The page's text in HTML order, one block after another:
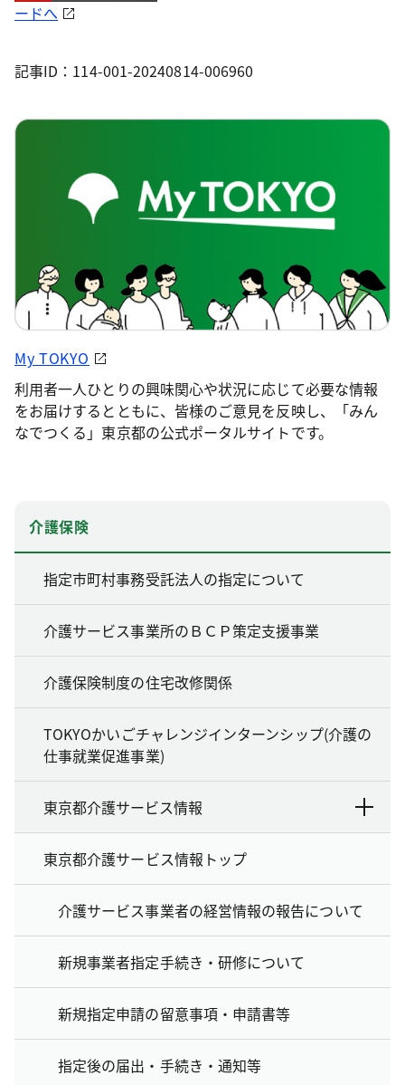
ードへ
記事ID：114-001-20240814-006960
My TOKYO
利用者一人ひとりの興味関心や状況に応じて必要な情報
をお届けするとともに、皆様のご意見を反映し、「みん
なでつくる」東京都の公式ポータルサイトです。
介護保険
指定市町村事務受託法人の指定について
介護サービス事業所のＢＣＰ策定支援事業
介護保険制度の住宅改修関係
TOKYOかいごチャレンジインターンシップ(介護の
仕事就業促進事業)
東京都介護サービス情報
東京都介護サービス情報トップ
介護サービス事業者の経営情報の報告について
新規事業者指定手続き・研修について
新規指定申請の留意事項・申請書等
指定後の届出・手続き・通知等